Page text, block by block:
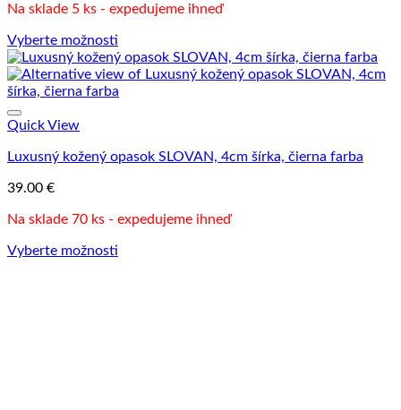
Na sklade 5 ks - expedujeme ihneď
Vyberte možnosti
Quick View
Luxusný kožený opasok SLOVAN, 4cm šírka, čierna farba
39.00 €
Na sklade 70 ks - expedujeme ihneď
Vyberte možnosti